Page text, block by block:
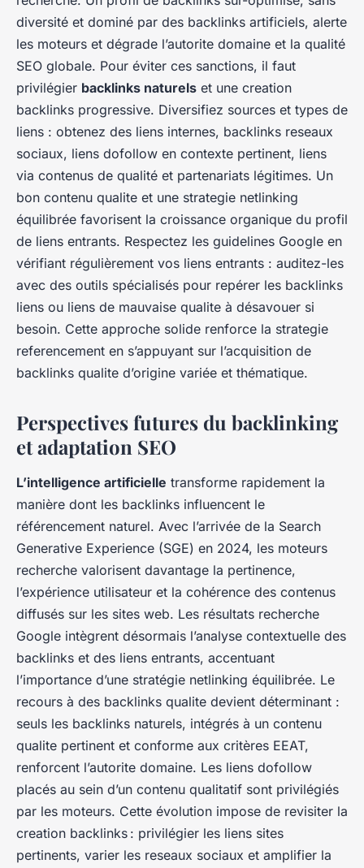
diversité et dominé par des backlinks artificiels, alerte
les moteurs et dégrade l’autorite domaine et la qualité
SEO globale. Pour éviter ces sanctions, il faut
privilégier backlinks naturels et une creation
backlinks progressive. Diversifiez sources et types de
liens : obtenez des liens internes, backlinks reseaux
sociaux, liens dofollow en contexte pertinent, liens
via contenus de qualité et partenariats légitimes. Un
bon contenu qualite et une strategie netlinking
équilibrée favorisent la croissance organique du profil
de liens entrants. Respectez les guidelines Google en
vérifiant régulièrement vos liens entrants : auditez-les
avec des outils spécialisés pour repérer les backlinks
liens ou liens de mauvaise qualite à désavouer si
besoin. Cette approche solide renforce la strategie
referencement en s’appuyant sur l’acquisition de
backlinks qualite d’origine variée et thématique.
Perspectives futures du backlinking
et adaptation SEO
L’intelligence artificielle transforme rapidement la
manière dont les backlinks influencent le
référencement naturel. Avec l’arrivée de la Search
Generative Experience (SGE) en 2024, les moteurs
recherche valorisent davantage la pertinence,
l’expérience utilisateur et la cohérence des contenus
diffusés sur les sites web. Les résultats recherche
Google intègrent désormais l’analyse contextuelle des
backlinks et des liens entrants, accentuant
l’importance d’une stratégie netlinking équilibrée. Le
recours à des backlinks qualite devient déterminant :
seuls les backlinks naturels, intégrés à un contenu
qualite pertinent et conforme aux critères EEAT,
renforcent l’autorite domaine. Les liens dofollow
placés au sein d’un contenu qualitatif sont privilégiés
par les moteurs. Cette évolution impose de revisiter la
creation backlinks : privilégier les liens sites
pertinents, varier les reseaux sociaux et amplifier la